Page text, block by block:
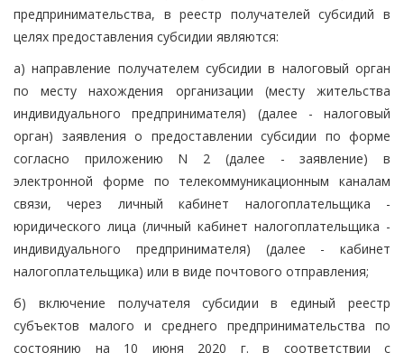
предпринимательства, в реестр получателей субсидий в
целях предоставления субсидии являются:
а) направление получателем субсидии в налоговый орган
по месту нахождения организации (месту жительства
индивидуального предпринимателя) (далее - налоговый
орган) заявления о предоставлении субсидии по форме
согласно приложению N 2 (далее - заявление) в
электронной форме по телекоммуникационным каналам
связи, через личный кабинет налогоплательщика -
юридического лица (личный кабинет налогоплательщика -
индивидуального предпринимателя) (далее - кабинет
налогоплательщика) или в виде почтового отправления;
б) включение получателя субсидии в единый реестр
субъектов малого и среднего предпринимательства по
состоянию на 10 июня 2020 г. в соответствии с